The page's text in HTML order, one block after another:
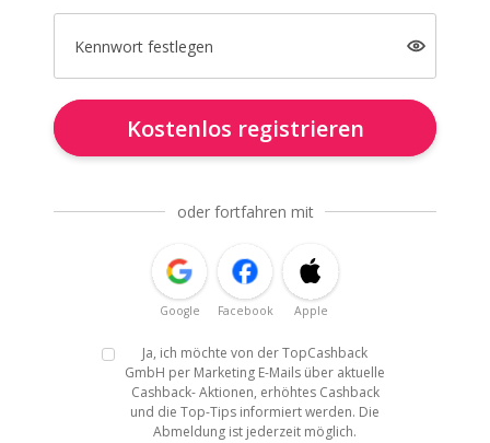
Kennwort festlegen
Kostenlos registrieren
oder fortfahren mit
Google Facebook Apple
Ja, ich möchte von der TopCashback
GmbH per Marketing E-Mails über aktuelle
Cashback- Aktionen, erhöhtes Cashback
und die Top-Tips informiert werden. Die
Abmeldung ist jederzeit möglich.